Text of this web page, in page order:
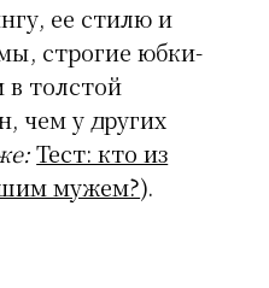
ее стилю и
строгие юбки-
в толстой
чем у других
Тест: кто из
мужем?).